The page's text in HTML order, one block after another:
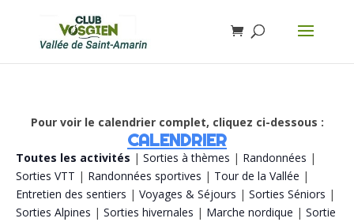
Pour voir le calendrier complet, cliquez ci-dessous :
CALENDRIER
Toutes les activités | Sorties à thèmes | Randonnées |
Sorties VTT | Randonnées sportives | Tour de la Vallée |
Entretien des sentiers | Voyages & Séjours | Sorties Séniors |
Sorties Alpines | Sorties hivernales | Marche nordique | Sortie